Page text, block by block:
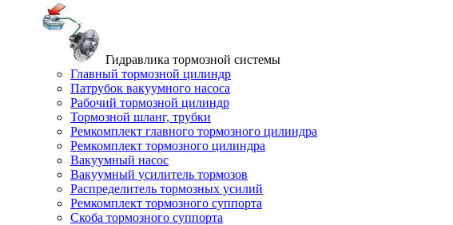
Гидравлика тормозной системы
Главный тормозной цилиндр
Патрубок вакуумного насоса
Рабочий тормозной цилиндр
Тормозной шланг, трубки
Ремкомплект главного тормозного цилиндра
Ремкомплект тормозного цилиндра
Вакуумный насос
Вакуумный усилитель тормозов
Распределитель тормозных усилий
Ремкомплект тормозного суппорта
Скоба тормозного суппорта